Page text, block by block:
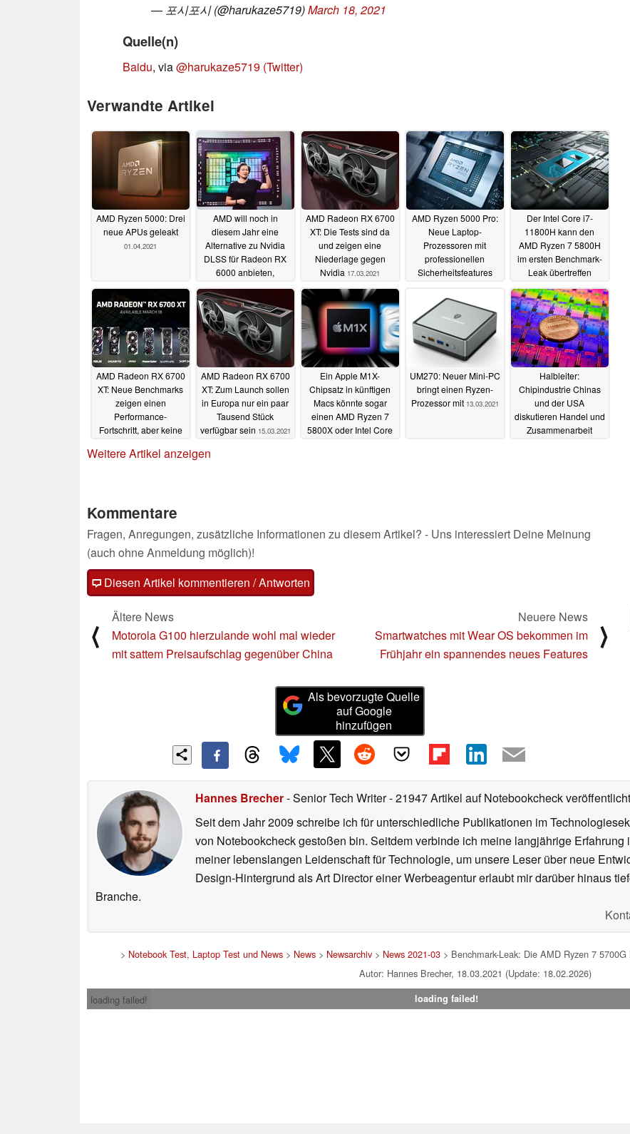
— 포시포시 (@harukaze5719)March 18, 2021
Quelle(n)
Baidu, via@harukaze5719 (Twitter)
Verwandte Artikel
AMD Ryzen 5000: Drei
neue APUs geleakt
01.04.2021
AMD will noch in
diesem Jahr eine
Alternative zu Nvidia
DLSS für Radeon RX
6000 anbieten,
folgen18.03.2021
AMD Radeon RX 6700
XT: Die Tests sind da
und zeigen eine
Niederlage gegen
Nvidia 17.03.2021
AMD Ryzen 5000 Pro:
Neue Laptop-
Prozessoren mit
professionellen
Sicherheitsfeatures
Der Intel Core i7-
11800H kann den
AMD Ryzen 7 5800H
im ersten Benchmark-
Leak übertreffen
16.03.2021
AMD Radeon RX 6700
XT: Neue Benchmarks
zeigen einen
Performance-
Fortschritt, aber keine
15.03.2021
AMD Radeon RX 6700
XT: Zum Launch sollen
in Europa nur ein paar
Tausend Stück
verfügbar sein 15.03.2021
Ein Apple M1X-
Chipsatz in künftigen
Macs könnte sogar
einen AMD Ryzen 7
5800X oder Intel Core
UM270: Neuer Mini-PC
bringt einen Ryzen-
Prozessor mit 13.03.2021
Halbleiter:
Chipindustrie Chinas
und der USA
diskutieren Handel und
Zusammenarbeit
Weitere Artikel anzeigen
Kommentare
Fragen, Anregungen, zusätzliche Informationen zu diesem Artikel? - Uns interessiert Deine Meinung
(auch ohne Anmeldung möglich)!
Diesen Artikel kommentieren / Antworten
⟨
Ältere News
Motorola G100 hierzulande wohl mal wieder
mit sattem Preisaufschlag gegenüber China
Neuere News
Smartwatches mit Wear OS bekommen im
Frühjahr ein spannendes neues Features
⟩
Als bevorzugte Quelle
auf Google
hinzufügen
Hannes Brecher- Senior Tech Writer- 21947 Artikel auf Notebookcheck veröffentlicht
Seit dem Jahr 2009 schreibe ich für unterschiedliche Publikationen im
von Notebookcheck gestoßen bin. Seitdem verbinde ich meine langjährige
meiner lebenslangen Leidenschaft für Technologie, um unsere Leser über neue
Design-Hintergrund als Art Director einer Werbeagentur erlaubt mir darüber hinaus
Branche.
> Notebook Test, Laptop Test und News> News> Newsarchiv> News 2021-03> Benchmark-Leak: Die AMD Ryzen 7
Autor: Hannes Brecher, 18.03.2021 (Update: 18.02.2026)
loading failed!
loading failed!